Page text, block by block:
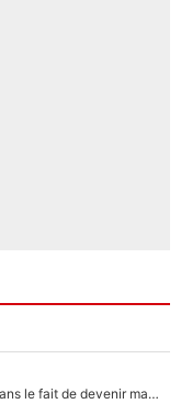
«C’est l'une des choses qui me fait le plus peur dans le fait de devenir maman» : En couple avec Antoine Dupont, Iris Mittenaere s'inquiète déjà pour ses futurs enfants !